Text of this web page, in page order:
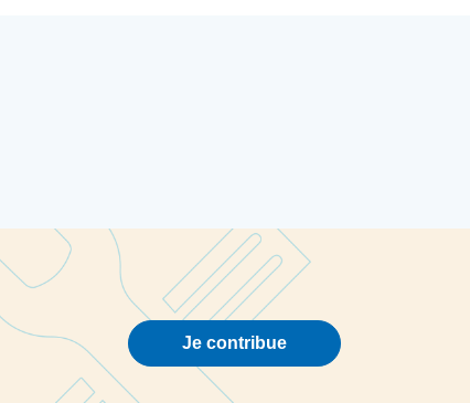
Je contribue